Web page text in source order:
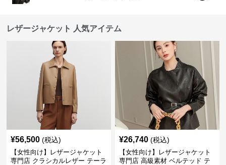
レザージャケット 人気アイテム
¥56,500 (税込)
【女性向け】レザージャケット
専門店 クラシカルレザー テーラ
¥26,740 (税込)
【女性向け】レザージャケット
専門店 高級素材 ベルテッド テ